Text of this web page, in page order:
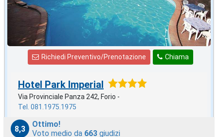
Chiama
Richiedi Preventivo/Prenotazione
Hotel Park Imperial
Via Provinciale Panza 242, Forio -
Tel. 081.1975.1975
8,3
Ottimo!
Voto medio da 663 giudizi